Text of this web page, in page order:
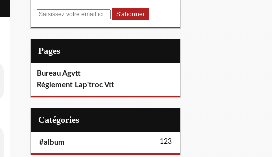
E
Pages
Bureau Agvtt
Règlement Lap'troc Vtt
Catégories
#album 123